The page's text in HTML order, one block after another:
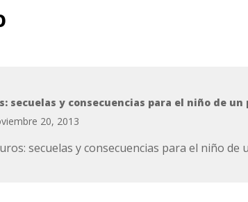
secuelas y consecuencias para el niño de
20, 2013
secuelas y consecuencias para el niño